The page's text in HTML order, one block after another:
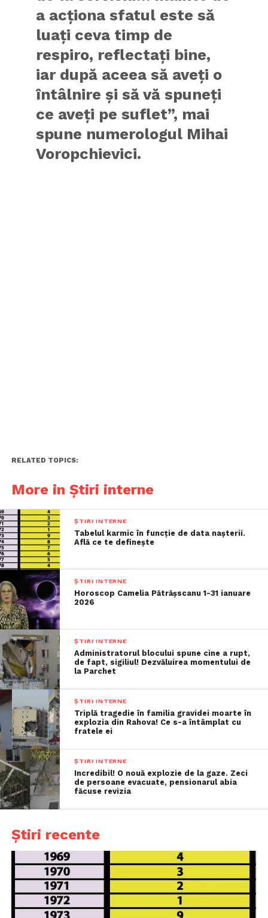
a acţiona sfatul este să
luaţi ceva timp de
respiro, reflectaţi bine,
iar după aceea să aveţi o
întâlnire şi să vă spuneţi
ce aveţi pe suflet”, mai
spune numerologul Mihai
Voropchievici.
RELATED TOPICS:
More in Știri interne
ȘTIRI INTERNE
Tabelul karmic în funcție de data nașterii.
Află ce te definește
ȘTIRI INTERNE
Horoscop Camelia Pătrășscanu 1-31 ianuare
2026
ȘTIRI INTERNE
Administratorul blocului spune cine a rupt,
de fapt, sigiliul! Dezvăluirea momentului de
la Parchet
ȘTIRI INTERNE
Triplă tragedie în familia gravidei moarte în
explozia din Rahova! Ce s-a întâmplat cu
fratele ei
ȘTIRI INTERNE
Incredibil! O nouă explozie de la gaze. Zeci
de persoane evacuate, pensionarul abia
făcuse revizia
Știri recente